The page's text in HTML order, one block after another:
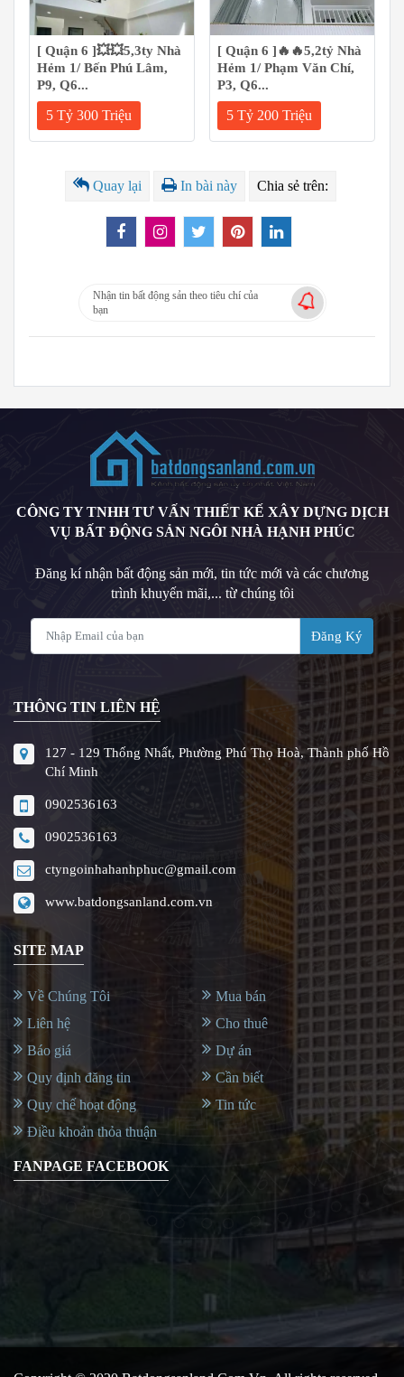
[ Quận 6 ]💥💥5,3ty Nhà
Hẻm 1/ Bến Phú Lâm,
P9, Q6...
5 Tỷ 300 Triệu
[ Quận 6 ]🔥🔥5,2tỷ Nhà
Hẻm 1/ Phạm Văn Chí,
P3, Q6...
5 Tỷ 200 Triệu
Quay lại In bài này Chia sẻ trên:
Nhận tin bất động sản theo tiêu chí của
bạn
CÔNG TY TNHH TƯ VẤN THIẾT KẾ XÂY DỰNG DỊCH
VỤ BẤT ĐỘNG SẢN NGÔI NHÀ HẠNH PHÚC
Đăng kí nhận bất động sản mới, tin tức mới và các chương
trình khuyến mãi,... từ chúng tôi
Đăng Ký
THÔNG TIN LIÊN HỆ
127 - 129 Thống Nhất, Phường Phú Thọ Hoà, Thành phố Hồ
Chí Minh
0902536163
0902536163
ctyngoinhahanhphuc@gmail.com
www.batdongsanland.com.vn
SITE MAP
Về Chúng Tôi
Liên hệ
Báo giá
Quy định đăng tin
Quy chế hoạt động
Điều khoản thỏa thuận
Mua bán
Cho thuê
Dự án
Cần biết
Tin tức
FANPAGE FACEBOOK